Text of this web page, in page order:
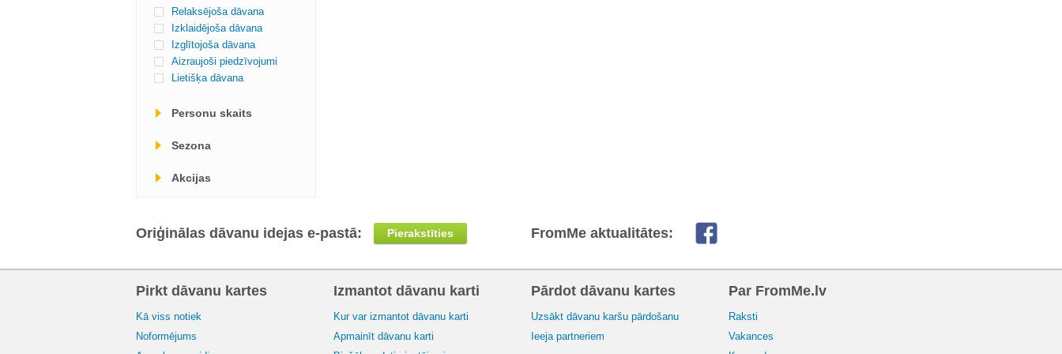
Relaksējoša dāvana
Izklaidējoša dāvana
Izglītojoša dāvana
Aizraujoši piedzīvojumi
Lietišķa dāvana
Personu skaits
Sezona
Akcijas
FromMe aktualitātes:
Oriģinālas dāvanu idejas e-pastā: Pierakstīties
Pirkt dāvanu kartes
Kā viss notiek
Noformējums
Izmantot dāvanu karti
Kur var izmantot dāvanu karti
Apmainīt dāvanu karti
Pārdot dāvanu kartes
Uzsākt dāvanu karšu pārdošanu
Ieeja partneriem
Par FromMe.lv
Raksti
Vakances